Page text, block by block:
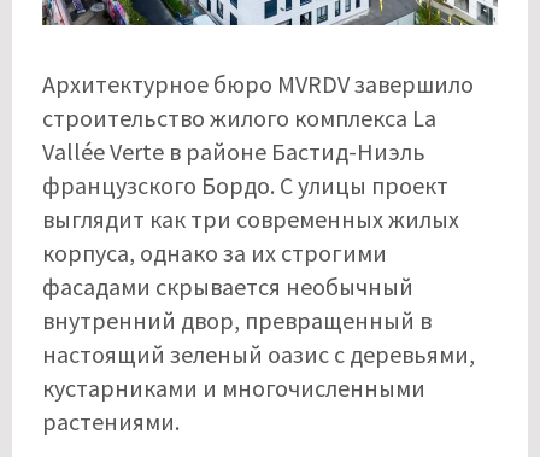
Архитектурное бюро MVRDV завершило
строительство жилого комплекса La
Vallée Verte в районе Бастид-Ниэль
французского Бордо. С улицы проект
выглядит как три современных жилых
корпуса, однако за их строгими
фасадами скрывается необычный
внутренний двор, превращенный в
настоящий зеленый оазис с деревьями,
кустарниками и многочисленными
растениями.